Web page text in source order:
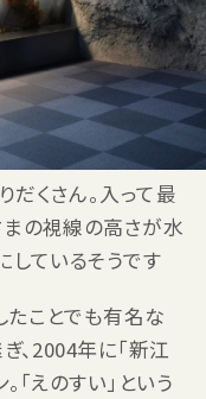
くさん。入って最
の視線の高さが水
しているそうです
たことでも有名な
、2004年に「新江
「えのすい」という